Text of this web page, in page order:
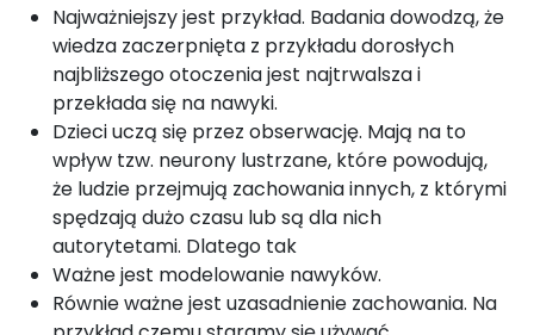
Najważniejszy jest przykład. Badania dowodzą, że
wiedza zaczerpnięta z przykładu dorosłych
najbliższego otoczenia jest najtrwalsza i
przekłada się na nawyki.
Dzieci uczą się przez obserwację. Mają na to
wpływ tzw. neurony lustrzane, które powodują,
że ludzie przejmują zachowania innych, z którymi
spędzają dużo czasu lub są dla nich
autorytetami. Dlatego tak
Ważne jest modelowanie nawyków.
Równie ważne jest uzasadnienie zachowania. Na